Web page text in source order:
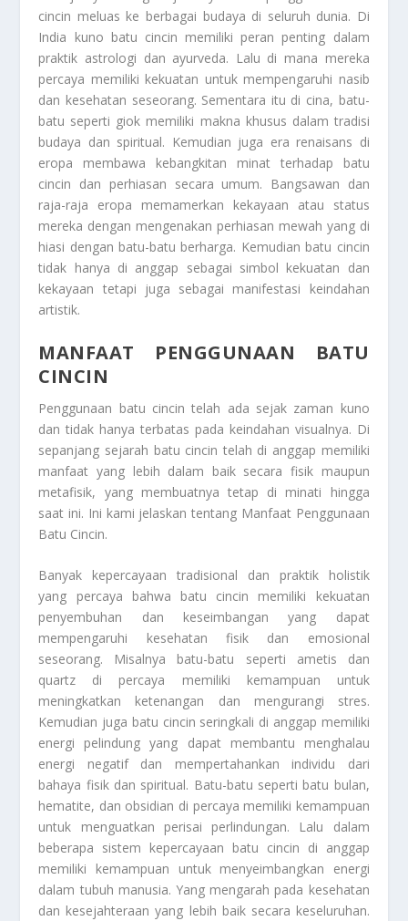
cincin meluas ke berbagai budaya di seluruh dunia. Di
India kuno batu cincin memiliki peran penting dalam
praktik astrologi dan ayurveda. Lalu di mana mereka
percaya memiliki kekuatan untuk mempengaruhi nasib
dan kesehatan seseorang. Sementara itu di cina, batu-
batu seperti giok memiliki makna khusus dalam tradisi
budaya dan spiritual. Kemudian juga era renaisans di
eropa membawa kebangkitan minat terhadap batu
cincin dan perhiasan secara umum. Bangsawan dan
raja-raja eropa memamerkan kekayaan atau status
mereka dengan mengenakan perhiasan mewah yang di
hiasi dengan batu-batu berharga. Kemudian batu cincin
tidak hanya di anggap sebagai simbol kekuatan dan
kekayaan tetapi juga sebagai manifestasi keindahan
artistik.
MANFAAT PENGGUNAAN BATU
CINCIN
Penggunaan batu cincin telah ada sejak zaman kuno
dan tidak hanya terbatas pada keindahan visualnya. Di
sepanjang sejarah batu cincin telah di anggap memiliki
manfaat yang lebih dalam baik secara fisik maupun
metafisik, yang membuatnya tetap di minati hingga
saat ini. Ini kami jelaskan tentang Manfaat Penggunaan
Batu Cincin.
Banyak kepercayaan tradisional dan praktik holistik
yang percaya bahwa batu cincin memiliki kekuatan
penyembuhan dan keseimbangan yang dapat
mempengaruhi kesehatan fisik dan emosional
seseorang. Misalnya batu-batu seperti ametis dan
quartz di percaya memiliki kemampuan untuk
meningkatkan ketenangan dan mengurangi stres.
Kemudian juga batu cincin seringkali di anggap memiliki
energi pelindung yang dapat membantu menghalau
energi negatif dan mempertahankan individu dari
bahaya fisik dan spiritual. Batu-batu seperti batu bulan,
hematite, dan obsidian di percaya memiliki kemampuan
untuk menguatkan perisai perlindungan. Lalu dalam
beberapa sistem kepercayaan batu cincin di anggap
memiliki kemampuan untuk menyeimbangkan energi
dalam tubuh manusia. Yang mengarah pada kesehatan
dan kesejahteraan yang lebih baik secara keseluruhan.